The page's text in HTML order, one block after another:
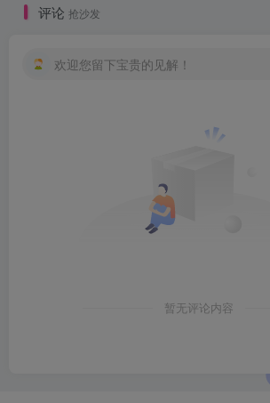
评论 抢沙发
欢迎您留下宝贵的见解！
暂无评论内容